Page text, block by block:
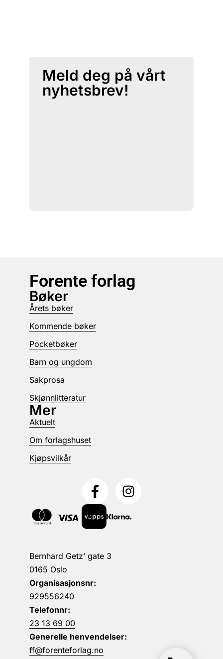
Meld deg på vårt
nyhetsbrev!
Forente forlag
Bernhard Getz’ gate 3
0165 Oslo
Organisasjonsnr:
929556240
Telefonnr:
23 13 69 00
Generelle henvendelser:
ff@forenteforlag.no
Bøker
Årets bøker
Kommende bøker
Pocketbøker
Barn og ungdom
Sakprosa
Skjønnlitteratur
Mer
Aktuelt
Om forlagshuset
Kjøpsvilkår